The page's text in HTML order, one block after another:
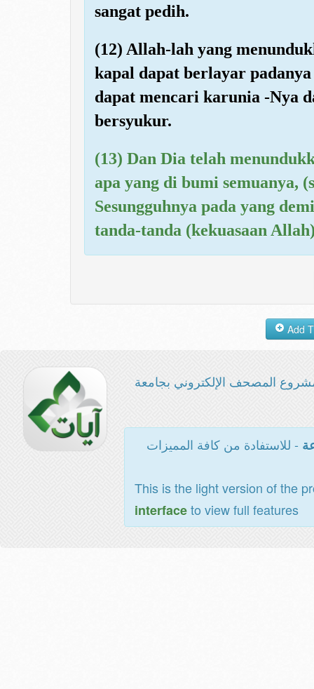
sangat pedih.
(12) Allah-lah yang
kapal dapat berlayar
dapat mencari karunia -Nya
bersyukur.
(13) Dan Dia telah
apa yang di bumi semuanya,
Sesungguhnya pada yang
tanda-tanda (kekuasaan
المصحف الإلكتروني بجامعة
- للاستفادة من كافة المميزات
This is the light version of the
interfaceto view full features